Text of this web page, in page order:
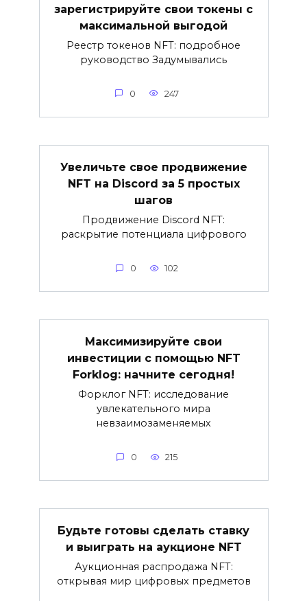
зарегистрируйте свои токены с
максимальной выгодой
Реестр токенов NFT: подробное
руководство Задумывались
0 247
Увеличьте свое продвижение
NFT на Discord за 5 простых
шагов
Продвижение Discord NFT:
раскрытие потенциала цифрового
0 102
Максимизируйте свои
инвестиции с помощью NFT
Forklog: начните сегодня!
Форклог NFT: исследование
увлекательного мира
невзаимозаменяемых
0 215
Будьте готовы сделать ставку
и выиграть на аукционе NFT
Аукционная распродажа NFT:
открывая мир цифровых предметов